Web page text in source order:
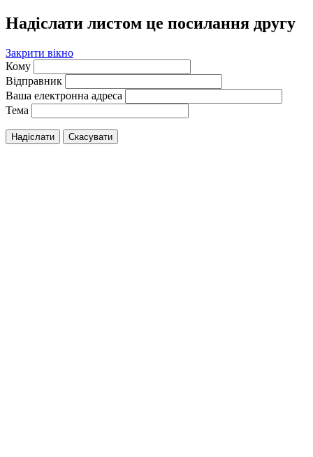
Надіслати листом це посилання другу
Закрити вікно
Кому
Відправник
Ваша електронна адреса
Тема
Надіслати Скасувати